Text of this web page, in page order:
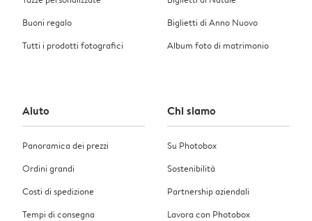
Buoni regalo
Tutti i prodotti fotografici
Biglietti di Anno Nuovo
Album foto di matrimonio
Aiuto
Panoramica dei prezzi
Ordini grandi
Costi di spedizione
Tempi di consegna
Chi siamo
Su Photobox
Sostenibilità
Partnership aziendali
Lavora con Photobox